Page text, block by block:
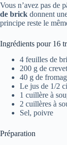
Vous n’avez pas de
de brick donnent
principe reste le
Ingrédients pour 16
4 feuilles de
200 g de
40 g de
Le jus de 1/2
1 cuillère à
2 cuillères à
Sel, poivre
Préparation